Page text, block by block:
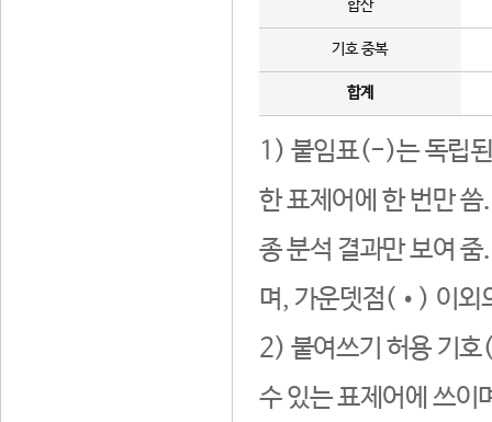
합산
기호 중복
합계
1) 붙임표(-)는 독립된
한 표제어에 한 번만
종 분석 결과만 보여
며, 가운뎃점(•) 이외
2) 붙여쓰기 허용 기호
수 있는 표제어에 쓰이